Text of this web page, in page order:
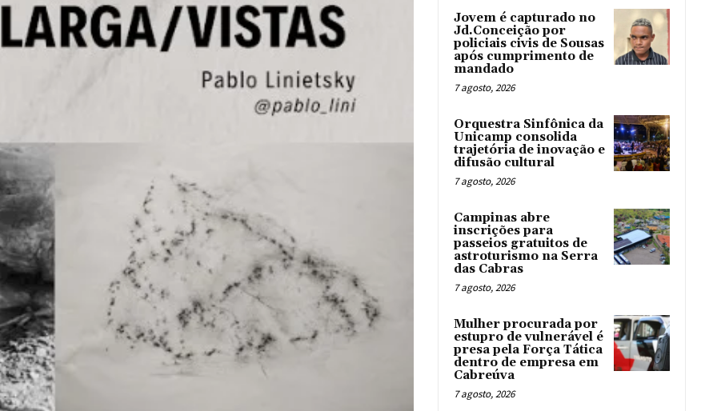
Jovem é capturado no
Jd.Conceição por
policiais civis de Sousas
após cumprimento de
mandado
7 agosto, 2026
Orquestra Sinfônica da
Unicamp consolida
trajetória de inovação e
difusão cultural
7 agosto, 2026
Campinas abre
inscrições para
passeios gratuitos de
astroturismo na Serra
das Cabras
7 agosto, 2026
Mulher procurada por
estupro de vulnerável é
presa pela Força Tática
dentro de empresa em
Cabreúva
7 agosto, 2026